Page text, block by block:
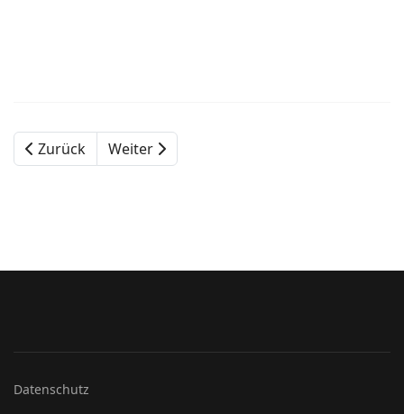
Zurück Weiter
Datenschutz